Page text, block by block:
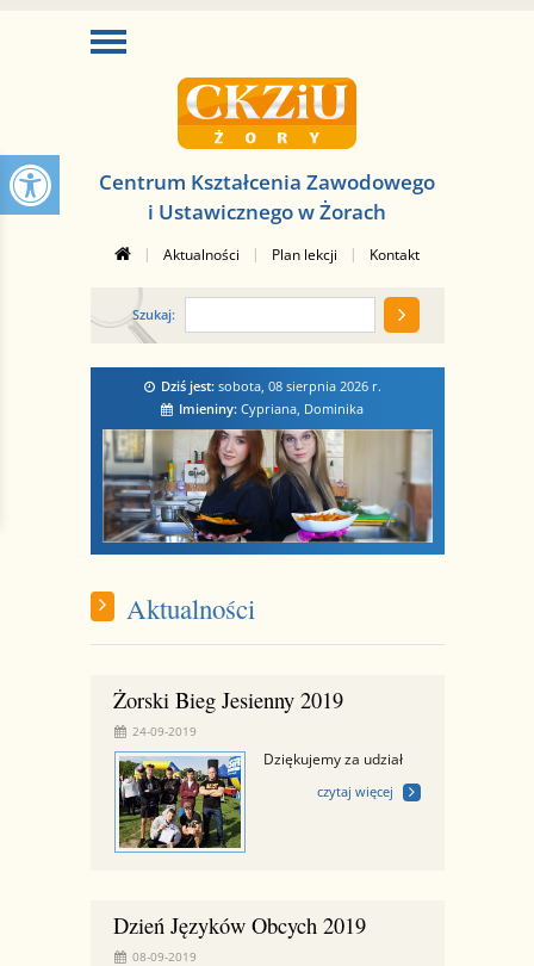
Centrum Kształcenia Zawodowego
i Ustawicznego w Żorach
| Aktualności | Plan lekcji | Kontakt
Szukaj:
Dziś jest: sobota, 08 sierpnia 2026r.
Imieniny: Cypriana, Dominika
Aktualności
Żorski Bieg Jesienny 2019
24-09-2019
Dziękujemy za udział
czytaj więcej
Dzień Języków Obcych 2019
08-09-2019